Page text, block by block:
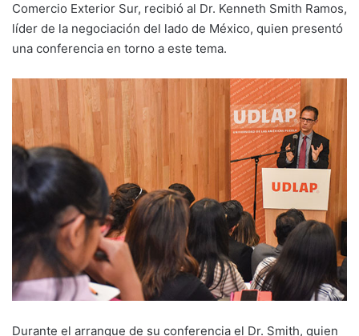
Comercio Exterior Sur, recibió al Dr. Kenneth Smith Ramos,
líder de la negociación del lado de México, quien presentó
una conferencia en torno a este tema.
Durante el arranque de su conferencia el Dr. Smith, quien